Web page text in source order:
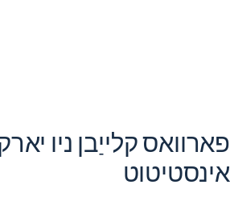
פארוואס קלייַבן ניו
אינסטיטוט